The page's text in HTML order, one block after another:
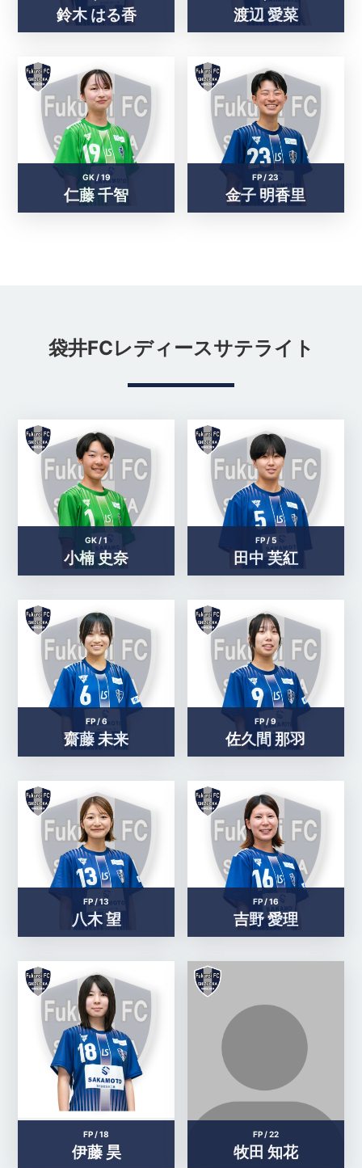
鈴木 はる香 渡辺 愛菜
GK /19
仁藤 千智
FP /23
金子 明香里
袋井FCレディースサテライト
GK /1
小楠 史奈
FP /5
田中 芙紅
FP /6
齋藤 未来
FP /9
佐久間 那羽
FP /13
八木 望
FP /16
吉野 愛理
FP /18
伊藤 昊
FP /22
牧田 知花